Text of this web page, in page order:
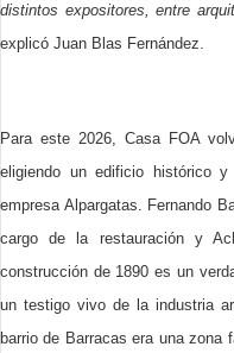
distintos expositores, entre
explicó Juan Blas Fernández.
Para este 2026, Casa FOA
eligiendo un edificio histórico
empresa Alpargatas. Fernando
cargo de la restauración y
construcción de 1890 es un
un testigo vivo de la industria
barrio de Barracas era una